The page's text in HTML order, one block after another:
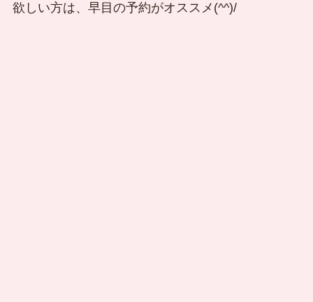
欲しい方は、早目の予約がオススメ(^^)/